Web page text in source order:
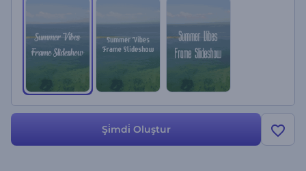
Hemen deneyin, Renderforest ile ücretsiz!
Şi̇mdi̇ Oluştur